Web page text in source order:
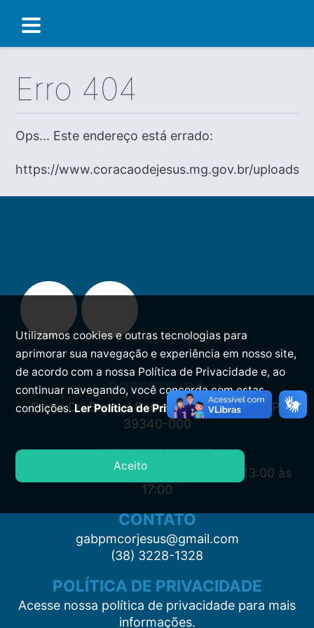
Erro 404
Ops... Este endereço está errado:
https://www.coracaodejesus.mg.gov.br/uploads/
PREFEITURA
Praça Dr. Samuel Barreto, s/n, Centro CEP:
39340-000
ATENDIMENTO
Segunda à Sexta: 7:00 às 11:00 e das 13:00 às
17:00
CONTATO
gabpmcorjesus@gmail.com
(38) 3228-1328
POLÍTICA DE PRIVACIDADE
Acesse nossa política de privacidade para mais
informações.
Utilizamos cookies e outras tecnologias para
aprimorar sua navegação e experiência em nosso site,
de acordo com a nossa Política de Privacidade e, ao
continuar navegando, você concorda com estas
condições.Ler Política de Privacidade.
Aceito